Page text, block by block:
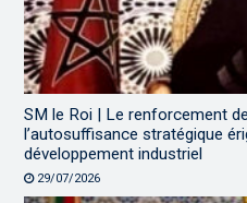
SM le Roi | Le renforcement
l’autosuffisance stratégique
développement industriel
29/07/2026